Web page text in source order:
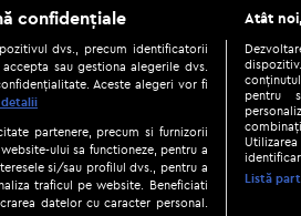
Be social
Copyright ©
|Termeni și condiții|Politica de
confidențiale
dvs., precum identificatorii
sau gestiona alegerile dvs.
Aceste alegeri vor fi
partenere, precum si furnizorii
ului sa functioneze, pentru a
si/sau profilul dvs., pentru a
traficul pe website. Beneficiati
datelor cu caracter personal.
Atât
pentru
Listă